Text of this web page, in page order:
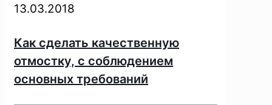
13.03.2018
Как сделать качественную
отмостку, с соблюдением
основных требований